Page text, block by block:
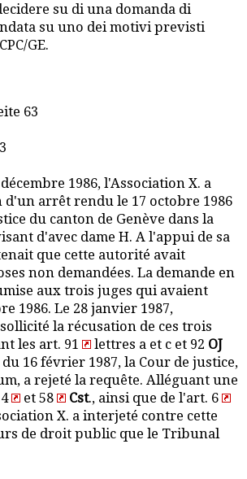
su di una domanda di
su uno dei motivi previsti
GE.
63
1986, l'Association X. a
arrêt rendu le 17 octobre 1986
du canton de Genève dans la
d'avec dame H. A l'appui de sa
que cette autorité avait
non demandées. La demande en
aux trois juges qui avaient
1986. Le 28 janvier 1987,
la récusation de ces trois
les art. 91
lettres a et c et 92 OJ
16 février 1987, la Cour de justice,
a rejeté la requête. Alléguant une
et 58 Cst., ainsi que de l'art. 6
X. a interjeté contre cette
de droit public que le Tribunal